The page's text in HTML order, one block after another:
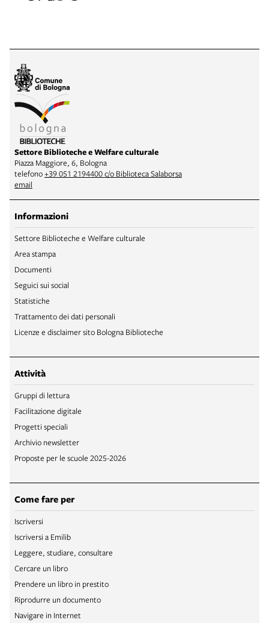
Settore Biblioteche e Welfare culturale
Piazza Maggiore, 6, Bologna
telefono+39 051 2194400 c/o Biblioteca Salaborsa
email
Informazioni
Settore Biblioteche e Welfare culturale
Area stampa
Documenti
Seguici sui social
Statistiche
Trattamento dei dati personali
Licenze e disclaimer sito Bologna Biblioteche
Attività
Gruppi di lettura
Facilitazione digitale
Progetti speciali
Archivio newsletter
Proposte per le scuole 2025-2026
Come fare per
Iscriversi
Iscriversi a Emilib
Leggere, studiare, consultare
Cercare un libro
Prendere un libro in prestito
Riprodurre un documento
Navigare in Internet